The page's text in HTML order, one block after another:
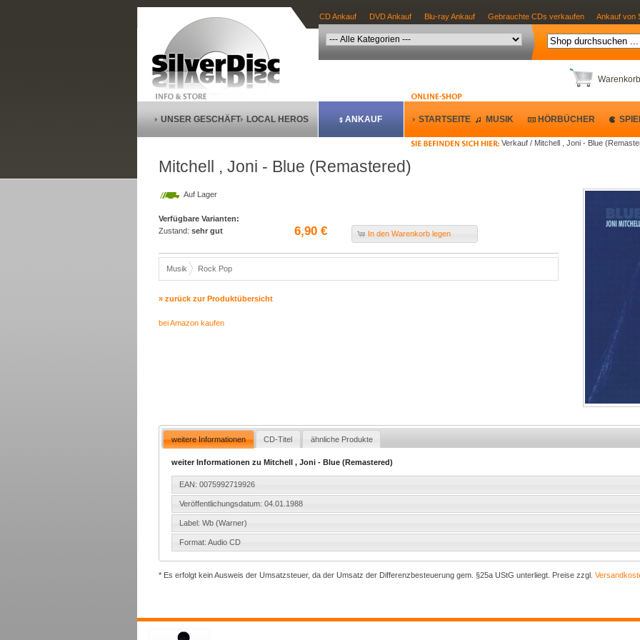
CD Ankauf DVD Ankauf Blu-ray Ankauf Gebrauchte CDs verkaufen Ankauf von
Warenkorb
Verkauf / Mitchell , Joni - Blue
UNSER GESCHÄFT LOCAL HEROS ANKAUF STARTSEITE MUSIK HÖRBÜCHER
Mitchell , Joni - Blue (Remastered)
Auf Lager
Verfügbare Varianten:
Zustand: sehr gut 6,90 € In den Warenkorb legen
Musik Rock Pop
» zurück zur Produktübersicht
bei Amazon kaufen
weitere Informationen CD-Titel ähnliche Produkte
weiter Informationen zu Mitchell , Joni - Blue (Remastered)
EAN: 0075992719926
Veröffentlichungsdatum: 04.01.1988
Label: Wb (Warner)
Format: Audio CD
* Es erfolgt kein Ausweis der Umsatzsteuer, da der Umsatz der Differenzbesteuerung gem. §25a UStG unterliegt. Preise zzgl.